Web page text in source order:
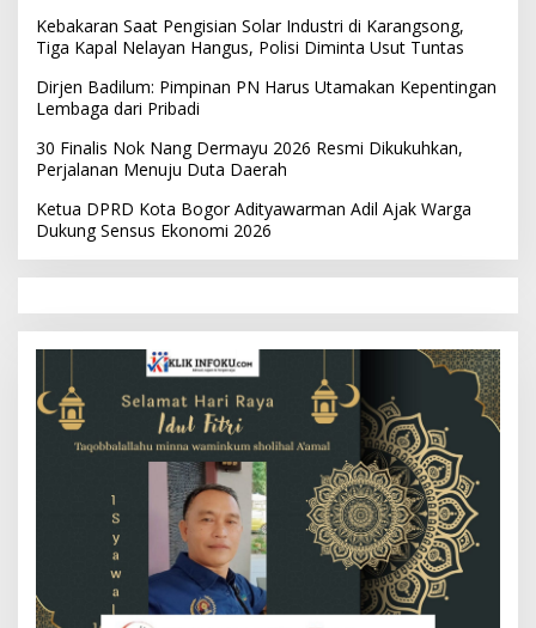
Kebakaran Saat Pengisian Solar Industri di Karangsong,
Tiga Kapal Nelayan Hangus, Polisi Diminta Usut Tuntas
Dirjen Badilum: Pimpinan PN Harus Utamakan Kepentingan
Lembaga dari Pribadi
30 Finalis Nok Nang Dermayu 2026 Resmi Dikukuhkan,
Perjalanan Menuju Duta Daerah
Ketua DPRD Kota Bogor Adityawarman Adil Ajak Warga
Dukung Sensus Ekonomi 2026